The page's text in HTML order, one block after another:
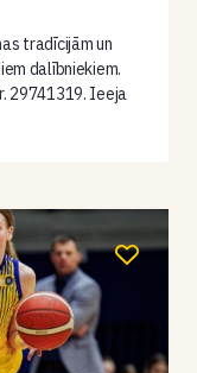
tradīcijām un
dalībniekiem.
29741319. Ieeja